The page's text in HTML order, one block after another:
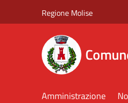
Regione Molise
Amministrazione